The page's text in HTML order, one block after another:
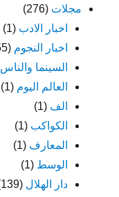
مجلات (276)
اخبار الادب (1)
اخبار النجوم (55)
السينما والناس
العالم اليوم (1)
الف (1)
الكواكب (1)
المعارف (1)
الوسط (1)
دار الهلال (139)